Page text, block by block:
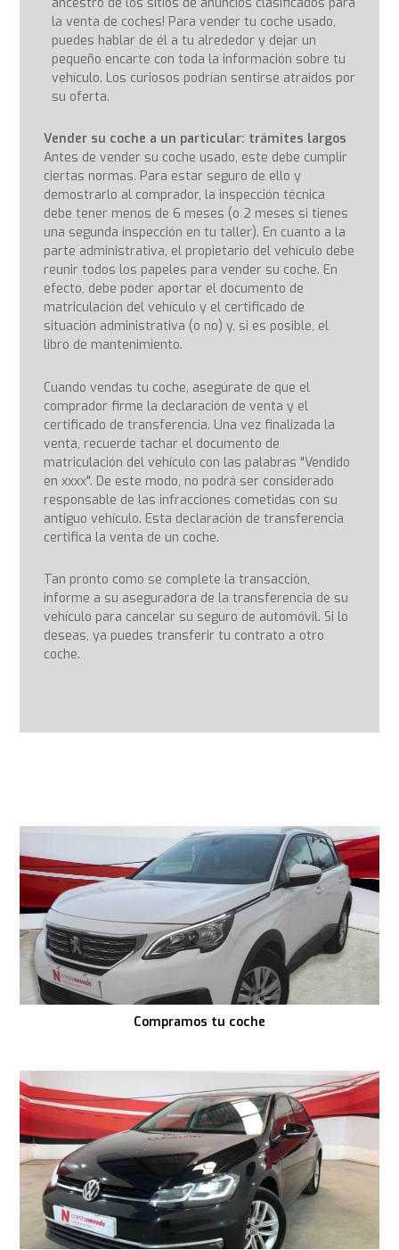
la venta de coches! Para vender tu coche usado,
puedes hablar de él a tu alrededor y dejar un
pequeño encarte con toda la información sobre tu
vehículo. Los curiosos podrían sentirse atraídos por
su oferta.
Vender su coche a un particular: trámites largos
Antes de vender su coche usado, este debe cumplir
ciertas normas. Para estar seguro de ello y
demostrarlo al comprador, la inspección técnica
debe tener menos de 6 meses (o 2 meses si tienes
una segunda inspección en tu taller). En cuanto a la
parte administrativa, el propietario del vehículo debe
reunir todos los papeles para vender su coche. En
efecto, debe poder aportar el documento de
matriculación del vehículo y el certificado de
situación administrativa (o no) y, si es posible, el
libro de mantenimiento.
Cuando vendas tu coche, asegúrate de que el
comprador firme la declaración de venta y el
certificado de transferencia. Una vez finalizada la
venta, recuerde tachar el documento de
matriculación del vehículo con las palabras "Vendido
en xxxx". De este modo, no podrá ser considerado
responsable de las infracciones cometidas con su
antiguo vehículo. Esta declaración de transferencia
certifica la venta de un coche.
Tan pronto como se complete la transacción,
informe a su aseguradora de la transferencia de su
vehículo para cancelar su seguro de automóvil. Si lo
deseas, ya puedes transferir tu contrato a otro
coche.
Compramos tu coche